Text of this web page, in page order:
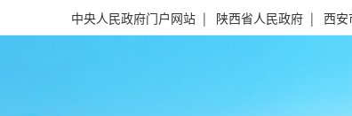
中央人民政府门户网站 | 陕西省人民政府 | 西安